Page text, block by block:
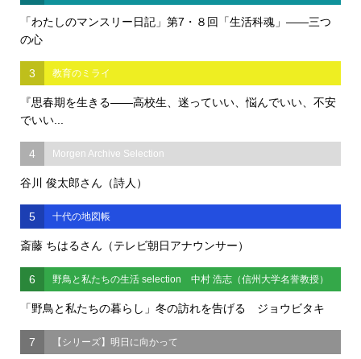
「わたしのマンスリー日記」第7・８回「生活科魂」――三つ
の心
3 教育のミライ
『思春期を生きる――高校生、迷っていい、悩んでいい、不安
でいい...
4 Morgen Archive Selection
谷川 俊太郎さん（詩人）
5 十代の地図帳
斎藤 ちはるさん（テレビ朝日アナウンサー）
6 野鳥と私たちの生活 selection 中村 浩志（信州大学名誉教授）
「野鳥と私たちの暮らし」冬の訪れを告げる ジョウビタキ
7 【シリーズ】明日に向かって